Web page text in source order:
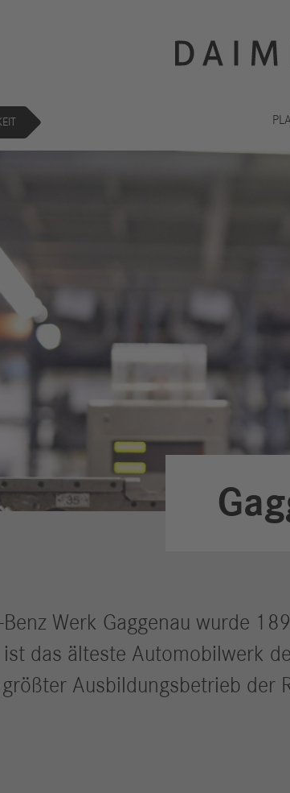
Buses
Financial
& Services
Schüler
Benefits
Jobs
Newsroom
FAQ
Werk Gaggenau wurde
ist das älteste Automobilwerk
Ausbildungsbetrieb der